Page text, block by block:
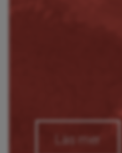
Läs mer